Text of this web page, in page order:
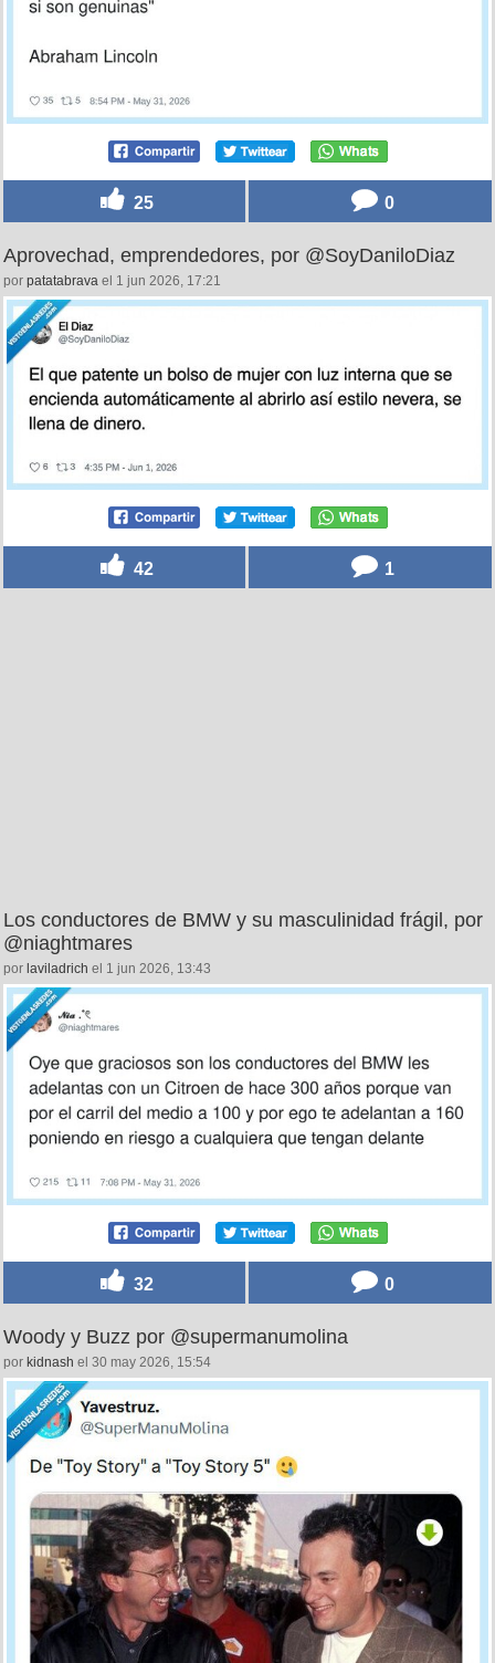
25 0
Aprovechad, emprendedores, por @SoyDaniloDiaz
por patatabrava el 1 jun 2026, 17:21
42 1
Los conductores de BMW y su masculinidad frágil, por
@niaghtmares
por laviladrich el 1 jun 2026, 13:43
32 0
Woody y Buzz por @supermanumolina
por kidnash el 30 may 2026, 15:54